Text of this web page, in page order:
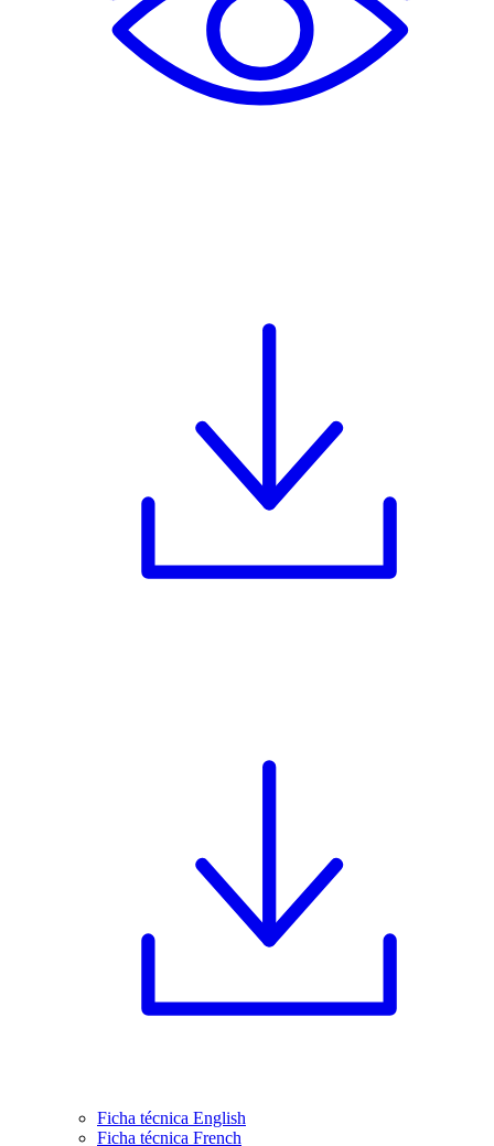
Ficha técnica English
Ficha técnica French